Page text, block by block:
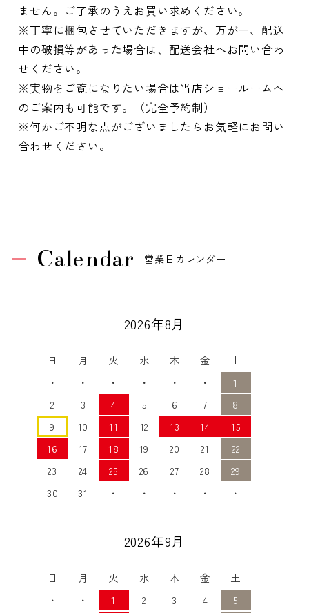
ません。ご了承のうえお買い求めください。
※丁寧に梱包させていただきますが、万が一、配送
中の破損等があった場合は、配送会社へお問い合わ
せください。
※実物をご覧になりたい場合は当店ショールームへ
のご案内も可能です。（完全予約制）
※何かご不明な点がございましたらお気軽にお問い
合わせください。
Calendar 営業日カレンダー
2026年8月
日 月 火 水 木 金
土
・
・ ・ ・ ・ ・
1
2
3 4 5 6 7
8
9
10 11 12 13 14
15
16
17 18 19 20 21
22
23
24 25 26 27 28
29
30
31 ・ ・ ・ ・ ・
2026年9月
日 月 火 水 木 金
土
・
・ 1 2 3 4
5